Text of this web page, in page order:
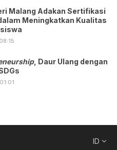
Malang Adakan Sertifikasi
Meningkatkan Kualitas
, Daur Ulang dengan
ID